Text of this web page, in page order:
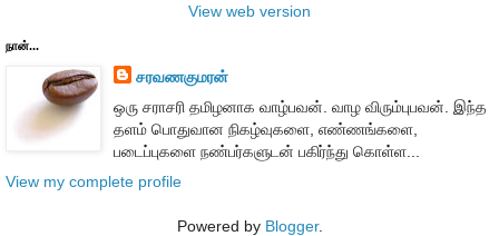
View web version
நான்...
சரவணகுமரன்
ஒரு சராசரி தமிழனாக வாழ்பவன். வாழ விரும்புபவன். இந்த
தளம் பொதுவான நிகழ்வுகளை, எண்ணங்களை,
படைப்புகளை நண்பர்களுடன் பகிர்ந்து கொள்ள...
View my complete profile
Powered by Blogger.